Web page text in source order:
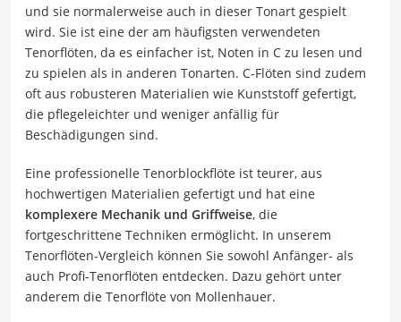
und sie normalerweise auch in dieser Tonart gespielt
wird. Sie ist eine der am häufigsten verwendeten
Tenorflöten, da es einfacher ist, Noten in C zu lesen und
zu spielen als in anderen Tonarten. C-Flöten sind zudem
oft aus robusteren Materialien wie Kunststoff gefertigt,
die pflegeleichter und weniger anfällig für
Beschädigungen sind.
Eine professionelle Tenorblockflöte ist teurer, aus
hochwertigen Materialien gefertigt und hat eine
komplexere Mechanik und Griffweise, die
fortgeschrittene Techniken ermöglicht. In unserem
Tenorflöten-Vergleich können Sie sowohl Anfänger- als
auch Profi-Tenorflöten entdecken. Dazu gehört unter
anderem die Tenorflöte von Mollenhauer.